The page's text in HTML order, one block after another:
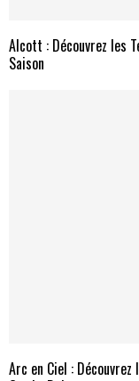
Alcott : Découvrez les
Saison
Arc en Ciel :